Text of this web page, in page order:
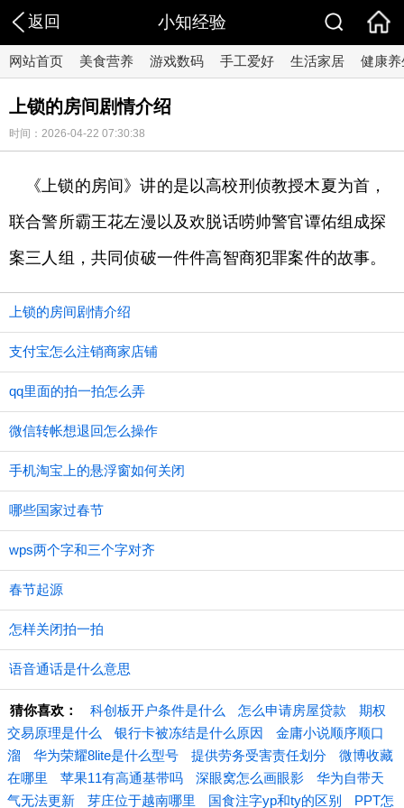
返回 小知经验
网站首页 美食营养 游戏数码 手工爱好 生活家居 健康养
上锁的房间剧情介绍
时间：2026-04-22 07:30:38
《上锁的房间》讲的是以高校刑侦教授木夏为首，
联合警所霸王花左漫以及欢脱话唠帅警官谭佑组成探
案三人组，共同侦破一件件高智商犯罪案件的故事。
上锁的房间剧情介绍
支付宝怎么注销商家店铺
qq里面的拍一拍怎么弄
微信转帐想退回怎么操作
手机淘宝上的悬浮窗如何关闭
哪些国家过春节
wps两个字和三个字对齐
春节起源
怎样关闭拍一拍
语音通话是什么意思
猜你喜欢： 科创板开户条件是什么 怎么申请房屋贷款
期权
交易原理是什么
银行卡被冻结是什么原因
金庸小说顺序顺口
溜
华为荣耀8lite是什么型号 提供劳务受害责任划分
微博收藏
在哪里
苹果11有高通基带吗 深眼窝怎么画眼影
华为自带天
气无法更新
芽庄位于越南哪里 国食注字yp和ty的区别 PPT怎